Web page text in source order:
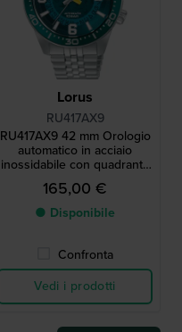
Lorus
RU417AX9
RU417AX9 42 mm Orologio
automatico in acciaio
inossidabile con quadrante
semitrasparente
165,00 €
● Disponibile
Confronta
Vedi i prodotti